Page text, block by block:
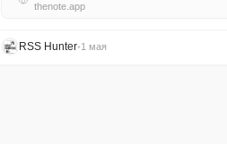
thenote.app
RSS Hunter•1 мая